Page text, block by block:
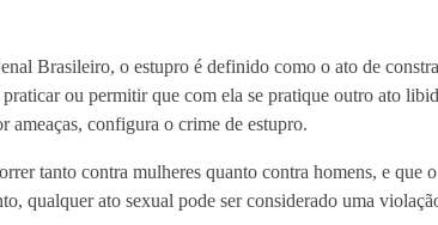
Brasileiro, o estupro é definido como o ato de
ou permitir que com ela se pratique outro ato
ameaças, configura o crime de estupro.
tanto contra mulheres quanto contra homens, e que
qualquer ato sexual pode ser considerado uma